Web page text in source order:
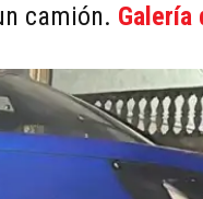
camión. Galería